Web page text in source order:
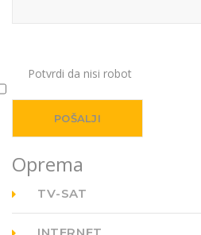
Potvrdi da nisi robot
Oprema
TV-SAT